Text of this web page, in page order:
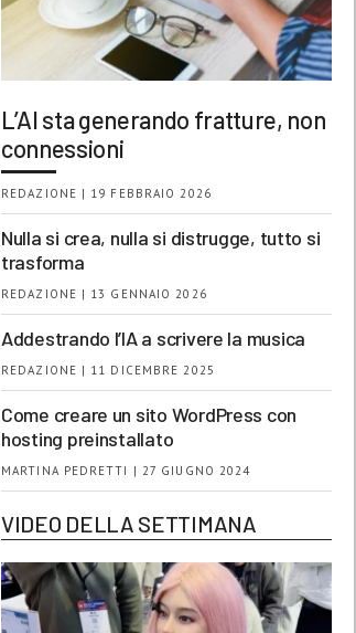
L’AI sta generando fratture, non
connessioni
REDAZIONE | 19 FEBBRAIO 2026
Nulla si crea, nulla si distrugge, tutto si
trasforma
REDAZIONE | 13 GENNAIO 2026
Addestrando l’IA a scrivere la musica
REDAZIONE | 11 DICEMBRE 2025
Come creare un sito WordPress con
hosting preinstallato
MARTINA PEDRETTI | 27 GIUGNO 2024
VIDEO DELLA SETTIMANA